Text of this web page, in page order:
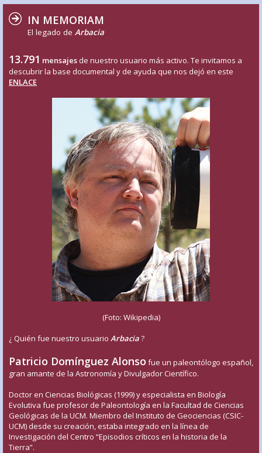
IN MEMORIAM
El legado de Arbacia
13.791 mensajes de nuestro usuario más activo. Te invitamos a
descubrir la base documental y de ayuda que nos dejó en este
ENLACE
(Foto: Wikipedia)
¿ Quién fue nuestro usuario Arbacia?
Patricio Domínguez Alonso fue un paleontólogo español,
gran amante de la Astronomía y Divulgador Científico.
Doctor en Ciencias Biológicas (1999) y especialista en Biología
Evolutiva fue profesor de Paleontología en la Facultad de Ciencias
Geológicas de la UCM. Miembro del Instituto de Geociencias (CSIC-
UCM) desde su creación, estaba integrado en la línea de
Investigación del Centro “Episodios críticos en la historia de la
Tierra”.